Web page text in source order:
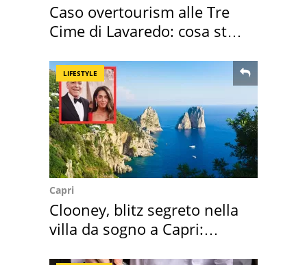
Caso overtourism alle Tre
Cime di Lavaredo: cosa sta
LIFESTYLE
Capri
Clooney, blitz segreto nella
villa da sogno a Capri: